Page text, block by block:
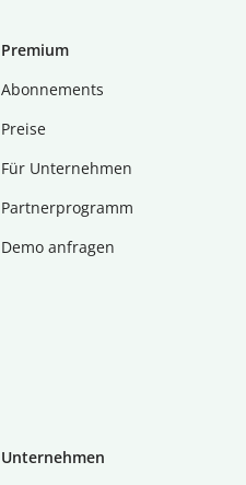
Premium
Abon­ne­ments
Preise
Für Unternehmen
Partnerprogramm
Demo anfragen
Unternehmen